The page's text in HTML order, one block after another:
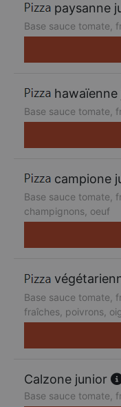
paysanne
Base sauce tomate,
hawaïenne
Base sauce tomate,
campione
Base sauce tomate,
champignons, oeuf
Base sauce tomate,
fraîches, poivrons,
Calzone junior
Base sauce tomate,